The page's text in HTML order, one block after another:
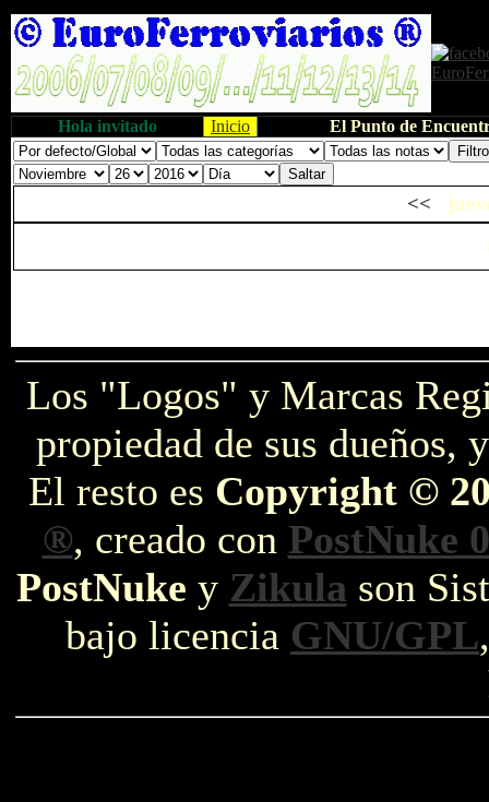
Hola invitado Inicio El Punto de
<<
Los "Logos" y Marcas
propiedad de sus dueños,
El resto es Copyright ©
®, creado con PostNuke
PostNuke y Zikula son
bajo licencia GNU/GPL